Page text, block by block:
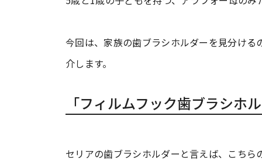
今回は、家族の歯ブラシホルダーを見分け
介します。
「フィルムフック歯ブラシ
セリアの歯ブラシホルダーと言えば、こち